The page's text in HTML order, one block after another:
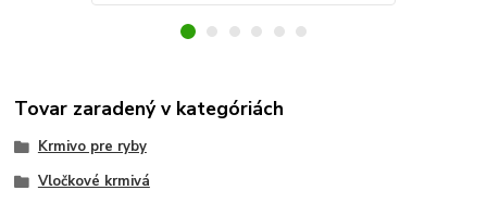
Tovar zaradený v kategóriách
Krmivo pre ryby
Vločkové krmivá